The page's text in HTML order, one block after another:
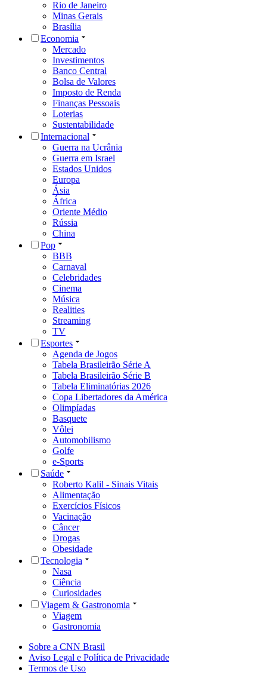
Rio de Janeiro
Minas Gerais
Brasília
Economia
Mercado
Investimentos
Banco Central
Bolsa de Valores
Imposto de Renda
Finanças Pessoais
Loterias
Sustentabilidade
Internacional
Guerra na Ucrânia
Guerra em Israel
Estados Unidos
Europa
Ásia
África
Oriente Médio
Rússia
China
Pop
BBB
Carnaval
Celebridades
Cinema
Música
Realities
Streaming
TV
Esportes
Agenda de Jogos
Tabela Brasileirão Série A
Tabela Brasileirão Série B
Tabela Eliminatórias 2026
Copa Libertadores da América
Olimpíadas
Basquete
Vôlei
Automobilismo
Golfe
e-Sports
Saúde
Roberto Kalil - Sinais Vitais
Alimentação
Exercícios Físicos
Vacinação
Câncer
Drogas
Obesidade
Tecnologia
Nasa
Ciência
Curiosidades
Viagem & Gastronomia
Viagem
Gastronomia
Sobre a CNN Brasil
Aviso Legal e Política de Privacidade
Termos de Uso